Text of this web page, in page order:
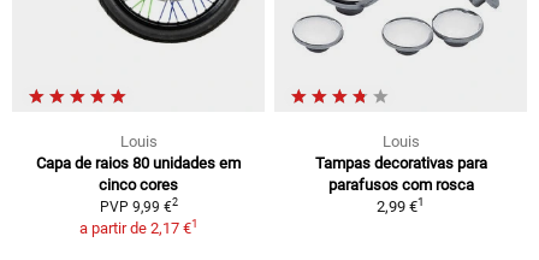
Louis
Capa de raios 80 unidades em
cinco cores
PVP 9,99 €2
a partir de 2,17 €1
Louis
Tampas decorativas para
parafusos com rosca
2,99 €1